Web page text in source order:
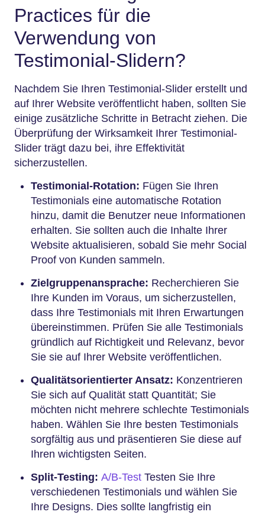
Practices für die
Verwendung von
Testimonial-Slidern?
Nachdem Sie Ihren Testimonial-Slider erstellt und
auf Ihrer Website veröffentlicht haben, sollten Sie
einige zusätzliche Schritte in Betracht ziehen. Die
Überprüfung der Wirksamkeit Ihrer Testimonial-
Slider trägt dazu bei, ihre Effektivität
sicherzustellen.
Testimonial-Rotation: Fügen Sie Ihren
Testimonials eine automatische Rotation
hinzu, damit die Benutzer neue Informationen
erhalten. Sie sollten auch die Inhalte Ihrer
Website aktualisieren, sobald Sie mehr Social
Proof von Kunden sammeln.
Zielgruppenansprache: Recherchieren Sie
Ihre Kunden im Voraus, um sicherzustellen,
dass Ihre Testimonials mit Ihren Erwartungen
übereinstimmen. Prüfen Sie alle Testimonials
gründlich auf Richtigkeit und Relevanz, bevor
Sie sie auf Ihrer Website veröffentlichen.
Qualitätsorientierter Ansatz: Konzentrieren
Sie sich auf Qualität statt Quantität; Sie
möchten nicht mehrere schlechte Testimonials
haben. Wählen Sie Ihre besten Testimonials
sorgfältig aus und präsentieren Sie diese auf
Ihren wichtigsten Seiten.
Split-Testing: A/B-Test Testen Sie Ihre
verschiedenen Testimonials und wählen Sie
Ihre Designs. Dies sollte langfristig ein